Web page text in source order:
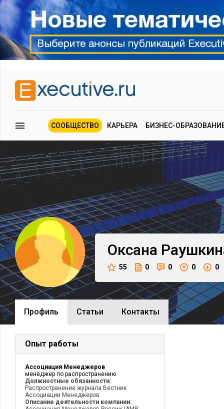
СООБЩЕСТВО КАРЬЕРА БИЗНЕС-
Оксана
55 0 0 0 0
Профиль Cтатьи Контакты
Опыт работы
Ассоциация Менеджеров
менеджер по распространению
Должностные обязанности:
Распространение журнала Вестник
Ассоциации Менеджеров
Описание деятельности компании: